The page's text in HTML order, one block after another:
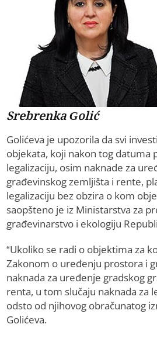
Srebrenka Golić
Golićeva je upozorila da svi
objekata, koji nakon tog datuma
legalizaciju, osim naknade za
građevinskog zemljišta i rente,
legalizaciju bez obzira o kom
saopšteno je iz Ministarstva za
građevinarstvo i ekologiju
“Ukoliko se radi o objektima za
Zakonom o uređenju prostora i
naknada za uređenje gradskog
renta, u tom slučaju naknada za
odsto od njihovog obračunatog
Golićeva.